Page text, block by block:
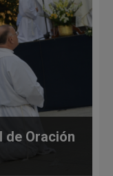
de Oración